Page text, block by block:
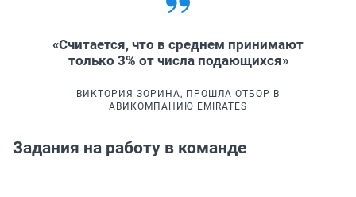
«Считается, что в среднем принимают
только 3% от числа подающихся»
ВИКТОРИЯ ЗОРИНА, ПРОШЛА ОТБОР В
АВИКОМПАНИЮ EMIRATES
Задания на работу в команде